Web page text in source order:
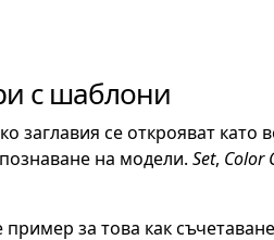
с шаблони
заглавия се открояват като
на модели. Set, Color
пример за това как